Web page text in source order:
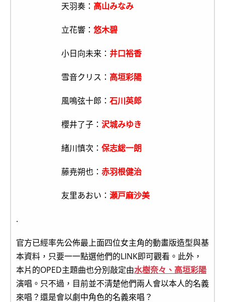
天羽奏： 高山みなみ
立花響： 悠木碧
小日向未来： 井口裕香
雪音クリス： 高垣彩陽
風鳴弦十郎： 石川英郎
櫻井了子： 沢城みゆき
緒川慎次： 保志総一朗
藤尭朔也： 赤羽根健治
友里あおい： 瀬戸麻沙美
.
官方已經率先公佈最上面四位女主角的動畫版造型與基
本資料，只要一一點選他們的LINK即可觀看。此外，
本片的OPED主題曲也分別敲定由水樹奈々、高垣彩陽
演唱。只不過，目前並不清楚他們兩人會以本人的名義
來唱？還是會以劇中角色的名義來唱？